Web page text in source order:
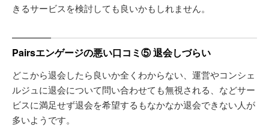
きるサービスを検討しても良いかもしれません。
Pairsエンゲージの悪い口コミ⑤ 退会しづらい
どこから退会したら良いか全くわからない、運営やコンシェ
ルジュに退会について問い合わせても無視される、などサー
ビスに満足せず退会を希望するもなかなか退会できない人が
多いようです。